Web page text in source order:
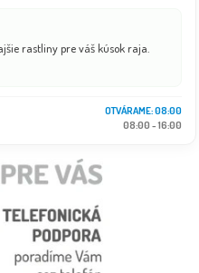
rastliny pre váš kúsok raja.
08:00 - 18:00
08:00 - 16:00